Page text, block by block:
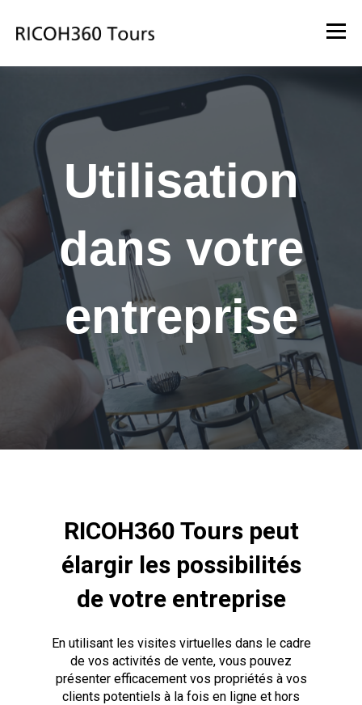
Utilisation
dans votre
entreprise
RICOH360 Tours peut
élargir les possibilités
de votre entreprise
En utilisant les visites virtuelles dans le cadre
de vos activités de vente, vous pouvez
présenter efficacement vos propriétés à vos
clients potentiels à la fois en ligne et hors